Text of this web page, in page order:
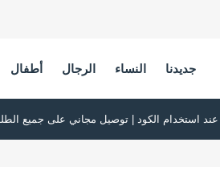
جديدنا النساء الرجال أطفال